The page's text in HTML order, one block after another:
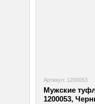
Артикул: 1200053
Мужские
1200053,